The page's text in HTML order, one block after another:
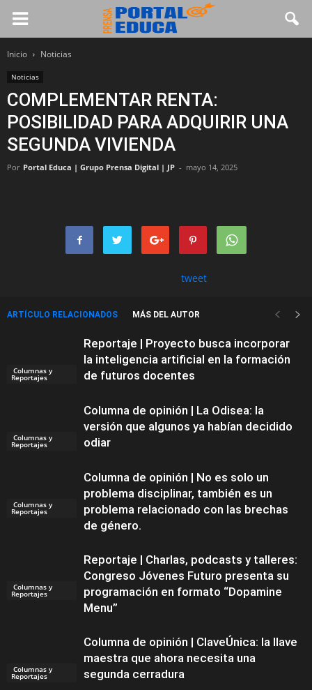
Inicio Noticias
Noticias
COMPLEMENTAR RENTA:
POSIBILIDAD PARA ADQUIRIR UNA
SEGUNDA VIVIENDA
Por Portal Educa | Grupo Prensa Digital | JP - mayo 14, 2025
tweet
ARTÍCULO RELACIONADOS MÁS DEL AUTOR
Columnas y
Reportajes
Reportaje | Proyecto busca incorporar
la inteligencia artificial en la formación
de futuros docentes
Columnas y
Reportajes
Columna de opinión | La Odisea: la
versión que algunos ya habían decidido
odiar
Columnas y
Reportajes
Columna de opinión | No es solo un
problema disciplinar, también es un
problema relacionado con las brechas
de género.
Columnas y
Reportajes
Reportaje | Charlas, podcasts y talleres:
Congreso Jóvenes Futuro presenta su
programación en formato “Dopamine
Menu”
Columnas y
Reportajes
Columna de opinión | ClaveÚnica: la llave
maestra que ahora necesita una
segunda cerradura